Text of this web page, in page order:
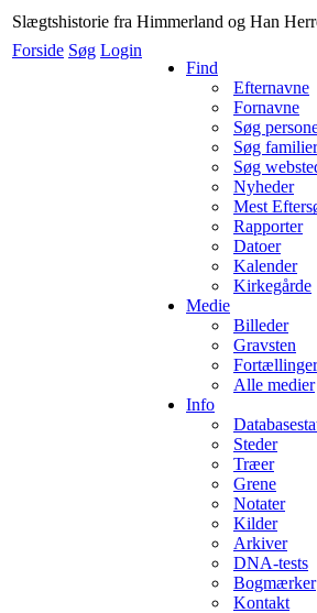
Slægtshistorie fra Himmerland og Han
Forside Søg Login
Find
Efternavne
Fornavne
Søg
Søg familier
Søg
Nyheder
Mest
Rapporter
Datoer
Kalender
Kirkegårde
Medie
Billeder
Gravsten
Fortællinger
Alle medier
Info
Steder
Træer
Grene
Notater
Kilder
Arkiver
DNA-tests
Bogmærker
Kontakt